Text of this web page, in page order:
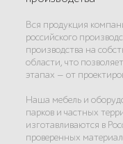
Вся продукция
российского
производства на
области, что
этапах — от
Наша мебель и
парков и частных
изготавливаются в
проверенных